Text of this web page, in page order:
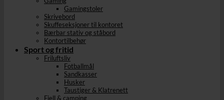
Gamingstoler
Skrivebord
Skuffeseksjoner til kontoret
Bærbar stativ og ståbord
Kontortilbehør
Sport og fritid
Friluftsliv
Fotballmål
Sandkasser
Husker
Taustiger & Klatrenett
Fjell & camping